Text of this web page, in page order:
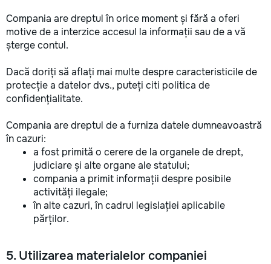
Compania are dreptul în orice moment și fără a oferi
motive de a interzice accesul la informații sau de a vă
șterge contul.
Dacă doriți să aflați mai multe despre caracteristicile de
protecție a datelor dvs., puteți citi politica de
confidențialitate.
Compania are dreptul de a furniza datele dumneavoastră
în cazuri:
a fost primită o cerere de la organele de drept,
judiciare și alte organe ale statului;
compania a primit informații despre posibile
activități ilegale;
în alte cazuri, în cadrul legislației aplicabile
părților.
5. Utilizarea materialelor companiei